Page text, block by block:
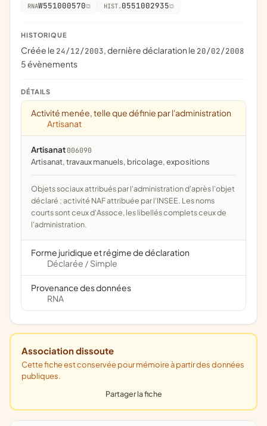
RNAW551000570 HIST. 0551002935
HISTORIQUE
Créée le 24/12/2003, dernière déclaration le 20/02/2008
5 évènements
DÉTAILS
Activité menée, telle que définie par l'administration
Artisanat
Artisanat 006090
artisanat, travaux manuels, bricolage, expositions
Objets sociaux attribués par l'administration d'après l'objet
déclaré ; activité NAF attribuée par l'INSEE. Les noms
courts sont ceux d'Assoce, les libellés complets ceux de
l'administration.
Forme juridique et régime de déclaration
Déclarée / Simple
Provenance des données
RNA
Association dissoute
Cette fiche est conservée pour mémoire à partir des données
publiques.
Partager la fiche